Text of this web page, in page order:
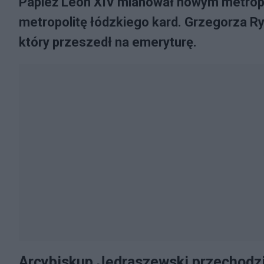
metropolitę łódzkiego kard. Grzegorza
który przeszedł na emeryturę.